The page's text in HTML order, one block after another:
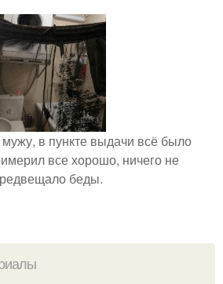
в пункте выдачи всё было
все хорошо, ничего не
беды.